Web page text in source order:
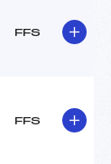
FFS
FFS